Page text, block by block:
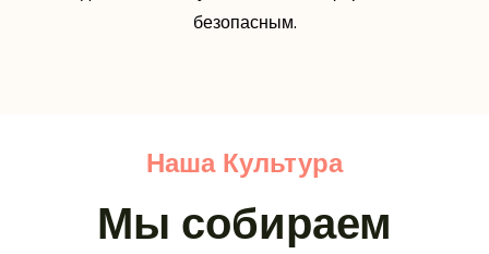
безопасным.
Наша Культура
Мы собираем